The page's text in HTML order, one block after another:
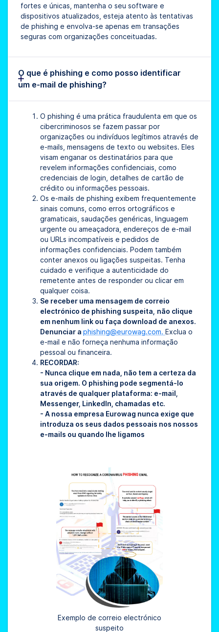
fortes e únicas, mantenha o seu software e
dispositivos atualizados, esteja atento às tentativas
de phishing e envolva-se apenas em transações
seguras com organizações conceituadas.
O que é phishing e como posso identificar
um e-mail de phishing?
O phishing é uma prática fraudulenta em que os
cibercriminosos se fazem passar por
organizações ou indivíduos legítimos através de
e-mails, mensagens de texto ou websites. Eles
visam enganar os destinatários para que
revelem informações confidenciais, como
credenciais de login, detalhes de cartão de
crédito ou informações pessoais.
Os e-mails de phishing exibem frequentemente
sinais comuns, como erros ortográficos e
gramaticais, saudações genéricas, linguagem
urgente ou ameaçadora, endereços de e-mail
ou URLs incompatíveis e pedidos de
informações confidenciais. Podem também
conter anexos ou ligações suspeitas. Tenha
cuidado e verifique a autenticidade do
remetente antes de responder ou clicar em
qualquer coisa.
Se receber uma mensagem de correio
electrónico de phishing suspeita, não clique
em nenhum link ou faça download de anexos.
Denunciar a phishing@eurowag.com. Exclua o
e-mail e não forneça nenhuma informação
pessoal ou financeira.
RECORDAR:
- Nunca clique em nada, não tem a certeza da
sua origem. O phishing pode segmentá-lo
através de qualquer plataforma: e-mail,
Messenger, LinkedIn, chamadas etc.
- A nossa empresa Eurowag nunca exige que
introduza os seus dados pessoais nos nossos
e-mails ou quando lhe ligamos
Exemplo de correio electrónico
suspeito